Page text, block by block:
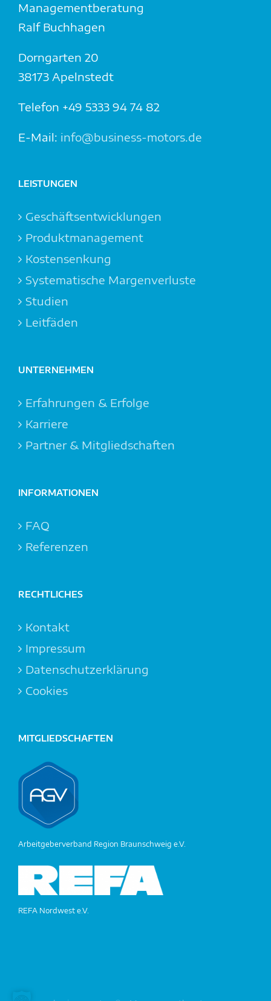
Managementberatung
Ralf Buchhagen
Dorngarten 20
38173 Apelnstedt
Telefon +49 5333 94 74 82
E-Mail: info@business-motors.de
LEISTUNGEN
Geschäftsentwicklungen
Produktmanagement
Kostensenkung
Systemat­ische Margen­verluste
Studien
Leitfäden
UNTERNEHMEN
Erfahrungen & Erfolge
Karriere
Partner & Mitgliedschaften
INFORMATIONEN
FAQ
Referenzen
RECHTLICHES
Kontakt
Impressum
Datenschutzerklärung
Cookies
MITGLIEDSCHAFTEN
Arbeitgeberverband Region Braunschweig e.V.
REFA Nordwest e.V.